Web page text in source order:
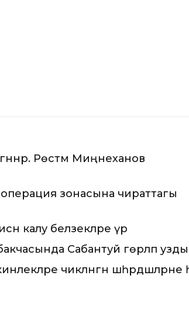
Рөстәм Миңнеханов
операция зонасына чираттагы
калу беләзекләре үрә
Сабантуй гөрләп узды
чикләнгән шәһәрдәшләрне